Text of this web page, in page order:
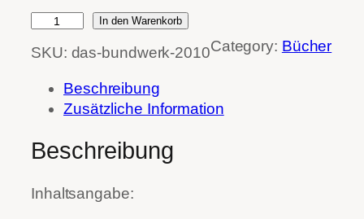
s
d
w
e
In den Warenkorb
SKU: das-bundwerk-2010Category: Bücher
Beschreibung
Zusätzliche Information
Beschreibung
Inhaltsangabe: